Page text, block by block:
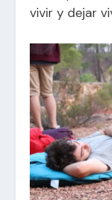
vivir y dejar